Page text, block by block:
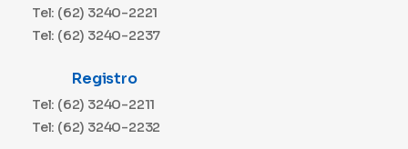
Tel: (62) 3240-2221
Tel: (62) 3240-2237
Registro
Tel: (62) 3240-2211
Tel: (62) 3240-2232